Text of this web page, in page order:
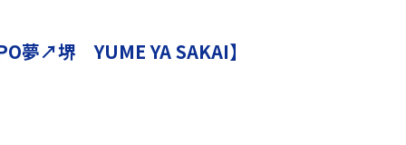
夢↗堺 YUME YA SAKAI】